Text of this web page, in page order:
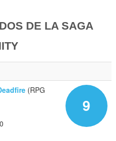
DE LA SAGA
9
(RPG